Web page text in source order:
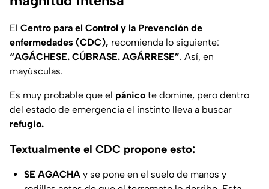
El Centro para el Control y la Prevención de
enfermedades (CDC), recomienda lo siguiente:
“AGÁCHESE. CÚBRASE. AGÁRRESE”. Así, en
mayúsculas.
Es muy probable que el pánico te domine, pero dentro
del estado de emergencia el instinto lleva a buscar
refugio.
Textualmente el CDC propone esto:
SE AGACHA y se pone en el suelo de manos y